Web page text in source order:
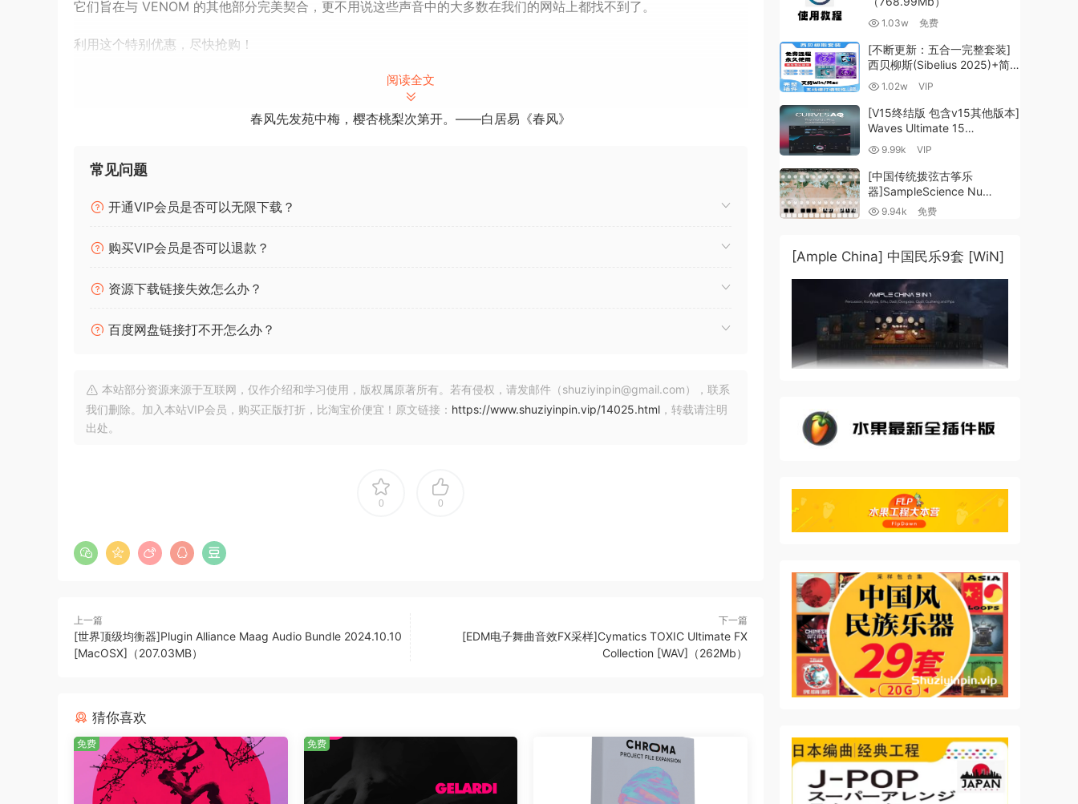
它们旨在与 VENOM 的其他部分完美契合，更不用说这些声音中的大多数在我们的网站上都找不到了。
利用这个特别优惠，尽快抢购！
Complete The VENOM Experience With A Library of Professional Vocal Loops, Acapellas, Vocoder Loops &
producing EDM.
This includes everything from Vocal Loops, Vocal Chops, Vocoder Loops, Vocal Arps, Acapellas and more.
These are designed to fit in perfectly with the rest of VENOM, not to mention most of these sounds can’t be
found on our site anymore.
🏠 HomePage
阅读全文
春风先发苑中梅，樱杏桃梨次第开。——白居易《春风》
常见问题
开通VIP会员是否可以无限下载？
购买VIP会员是否可以退款？
资源下载链接失效怎么办？
百度网盘链接打不开怎么办？
本站部分资源来源于互联网，仅作介绍和学习使用，版权属原著所有。若有侵权，请发邮件（shuziyinpin@gmail.com），联系
我们删除。加入本站VIP会员，购买正版打折，比淘宝价便宜！原文链接： https://www.shuziyinpin.vip/14025.html ，转载请注明
出处。
0 0
上一篇
[世界顶级均衡器]Plugin Alliance Maag Audio Bundle 2024.10.10
[MacOSX]（207.03MB）
下一篇
[EDM电子舞曲音效FX采样]Cymatics TOXIC Ultimate FX
Collection [WAV]（262Mb）
猜你喜欢
免费 免费
1.03w 免费
[不断更新：五合一完整套装]
西贝柳斯(Sibelius 2025)+简
谱插件V8+图片识别+音频识别
MacOSX]（80.48GB+）
1.02w VIP
[V15终结版 包含v15其他版本]
Waves Ultimate 15
v25.05.27+一键安装版+安装
MacOSX]
（4.1GB+10.2GB+9.6GB）
9.99k VIP
[中国传统拨弦古筝乐
器]SampleScience Nu
Guzheng v2.0 x64 VST
9.94k 免费
[Ample China] 中国民乐9套 [WiN]